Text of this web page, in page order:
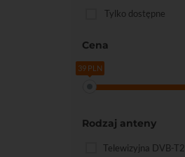
Tylko dostępne
Cena
39 PLN
Rodzaj anteny
Telewizyjna DVB-T2